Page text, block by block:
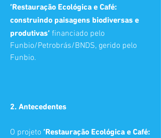
‘Restauração Ecológica e Café:
construindo paisagens biodiversas e
produtivas’ financiado pelo
Funbio/Petrobrás/BNDS, gerido pelo
Funbio.
2. Antecedentes
O projeto ‘Restauração Ecológica e Café: